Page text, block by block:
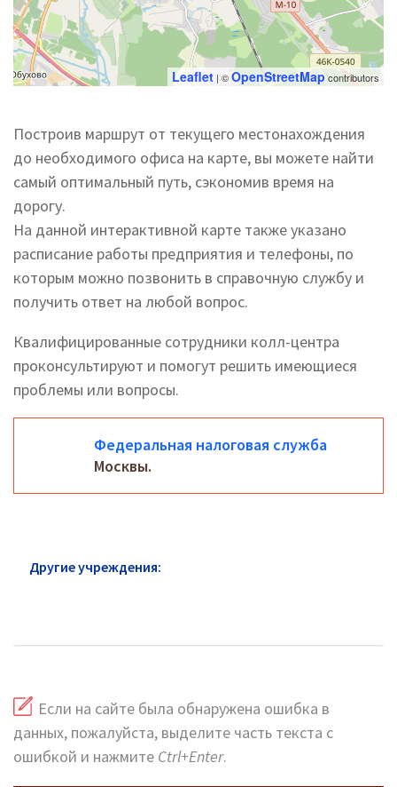
Leaflet | ©OpenStreetMap contributors
Построив маршрут от текущего местонахождения
до необходимого офиса на карте, вы можете найти
самый оптимальный путь, сэкономив время на
дорогу.
На данной интерактивной карте также указано
расписание работы предприятия и телефоны, по
которым можно позвонить в справочную службу и
получить ответ на любой вопрос.
Квалифицированные сотрудники колл-центра
проконсультируют и помогут решить имеющиеся
проблемы или вопросы.
Федеральная налоговая служба
Москвы.
Другие учреждения:
Если на сайте была обнаружена ошибка в
данных, пожалуйста, выделите часть текста с
ошибкой и нажмите Ctrl+Enter.